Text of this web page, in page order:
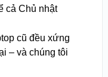
cả Chủ nhật
cũ đều xứng
– và chúng tôi